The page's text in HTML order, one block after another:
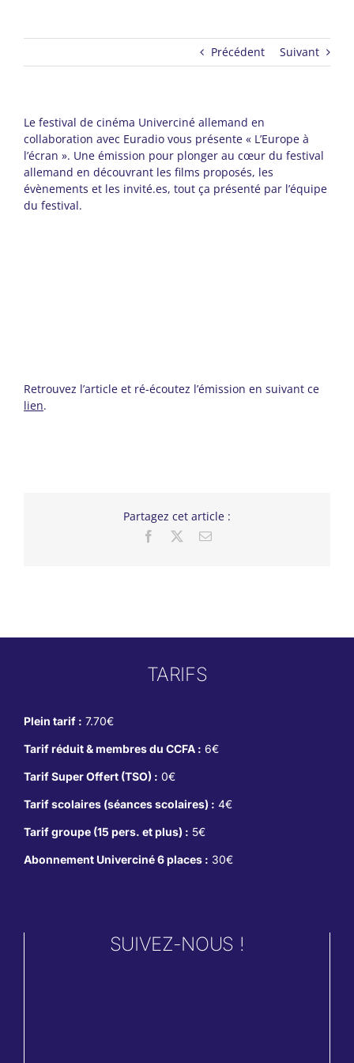
Précédent Suivant
Le festival de cinéma Univerciné allemand en
collaboration avec Euradio vous présente « L’Europe à
l’écran ». Une émission pour plonger au cœur du festival
allemand en découvrant les films proposés, les
évènements et les invité.es, tout ça présenté par l’équipe
du festival.
Retrouvez l’article et ré-écoutez l’émission en suivant ce
lien.
Partagez cet article :
Facebook Email
TARIFS
Plein tarif : 7.70€
Tarif réduit & membres du CCFA : 6€
Tarif Super Offert (TSO) : 0€
Tarif scolaires (séances scolaires) : 4€
Tarif groupe (15 pers. et plus) : 5€
Abonnement Univerciné 6 places : 30€
SUIVEZ-NOUS !